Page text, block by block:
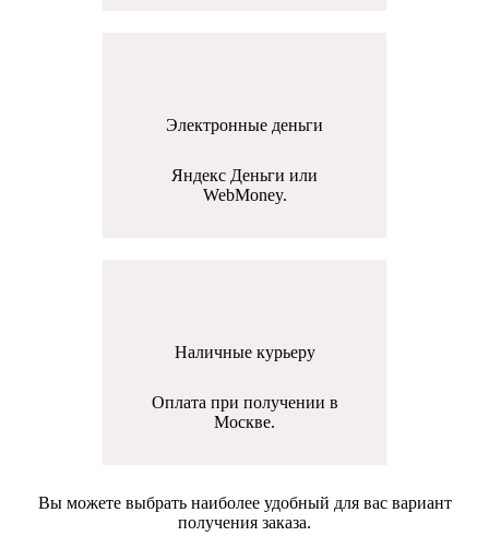
Электронные деньги
Яндекс Деньги или
WebMoney.
Наличные курьеру
Оплата при получении в
Москве.
Вы можете выбрать наиболее удобный для вас вариант
получения заказа.